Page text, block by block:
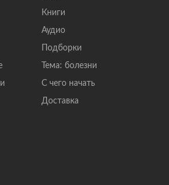
Книги
Аудио
Подборки
Тема: болезни
С чего начать
Доставка